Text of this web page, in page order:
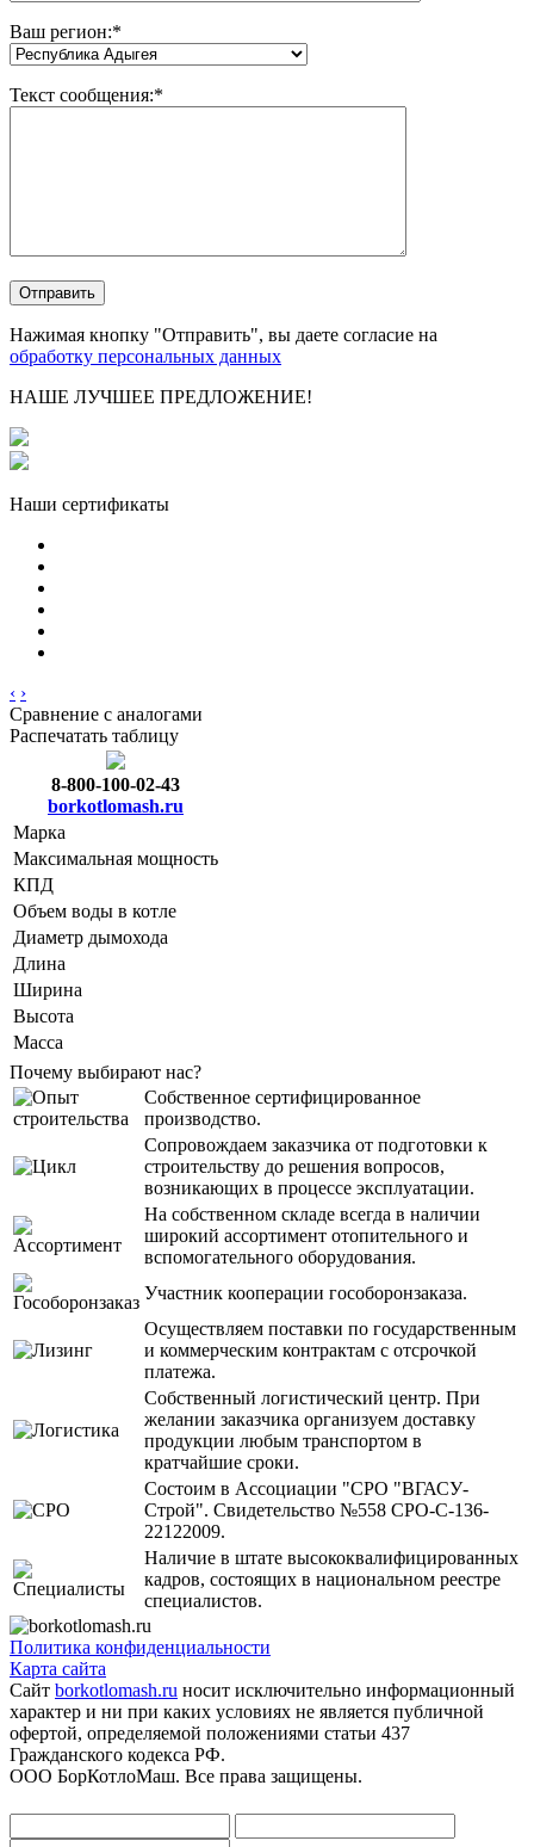
Ваш регион:*
Текст сообщения:*
Нажимая кнопку "Отправить", вы даете согласие на
обработку персональных данных
НАШЕ ЛУЧШЕЕ ПРЕДЛОЖЕНИЕ!
Наши сертификаты
‹ ›
Сравнение с аналогами
Распечатать таблицу
8-800-100-02-43
borkotlomash.ru
Марка
Максимальная мощность
КПД
Объем воды в котле
Диаметр дымохода
Длина
Ширина
Высота
Масса
Почему выбирают нас?
Собственное сертифицированное
производство.
Сопровождаем заказчика от подготовки к
строительству до решения вопросов,
возникающих в процессе эксплуатации.
На собственном складе всегда в наличии
широкий ассортимент отопительного и
вспомогательного оборудования.
Участник кооперации гособоронзаказа.
Осуществляем поставки по государственным
и коммерческим контрактам с отсрочкой
платежа.
Собственный логистический центр. При
желании заказчика организуем доставку
продукции любым транспортом в
кратчайшие сроки.
Состоим в Ассоциации "СРО "ВГАСУ-
Строй". Свидетельство №558 СРО-С-136-
22122009.
Наличие в штате высококвалифицированных
кадров, состоящих в национальном реестре
специалистов.
Политика конфиденциальности
Карта сайта
Сайт borkotlomash.ru носит исключительно информационный
характер и ни при каких условиях не является публичной
офертой, определяемой положениями статьи 437
Гражданского кодекса РФ.
ООО БорКотлоМаш. Все права защищены.